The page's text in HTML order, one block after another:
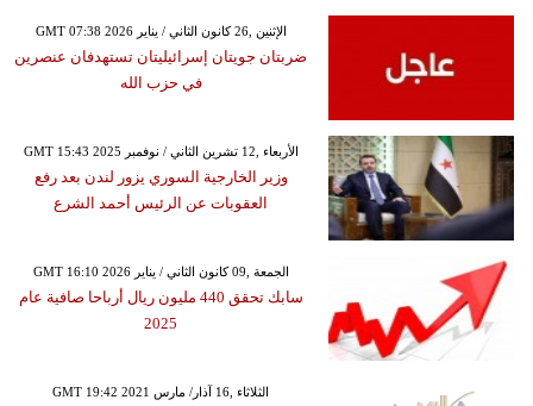
GMT 07:38 2026 الإثنين ,26 كانون الثاني / يناير
ضربتان جويتان إسرائيليتان تستهدفان عنصرين
في حزب الله
GMT 15:43 2025 الأربعاء ,12 تشرين الثاني / نوفمبر
وزير الخارجية السوري يزور لندن بعد رفع
العقوبات عن الرئيس أحمد الشرع
GMT 16:10 2026 الجمعة ,09 كانون الثاني / يناير
سابك تحقق 440 مليون ريال أرباحا صافية عام
2025
GMT 19:42 2021 الثلاثاء ,16 آذار/ مارس